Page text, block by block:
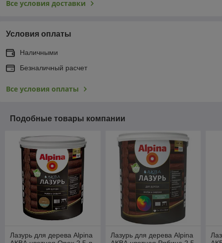
Все условия доставки
Условия оплаты
Наличными
Безналичный расчет
Все условия оплаты
Подобные товары компании
Лазурь для дерева Alpina
Лазурь для дерева Alpina